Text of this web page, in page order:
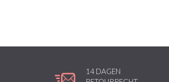
14 DAGEN